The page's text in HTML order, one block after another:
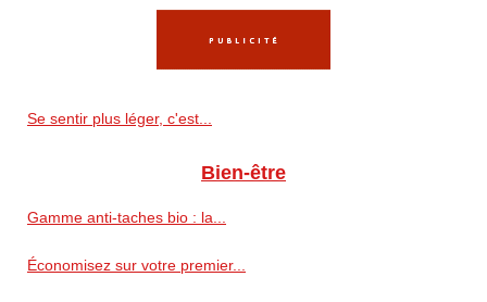
Se sentir plus léger, c'est...
Bien-être
Gamme anti‑taches bio : la...
Économisez sur votre premier...